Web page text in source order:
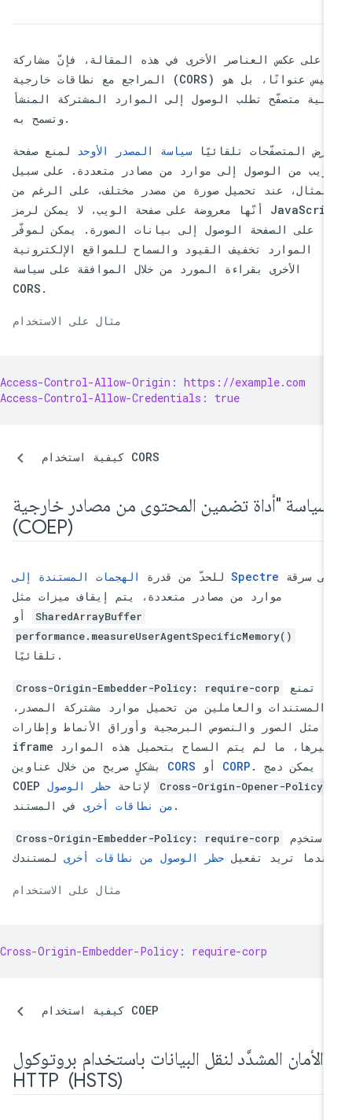
على عكس العناصر الأخرى في هذه المقالة، فإنّ مشاركة
المراجع مع نطاقات خارجية (CORS) ليس عنوانًا، بل هو
آلية متصفّح تطلب الوصول إلى الموارد المشتركة المنشأ
المتصفّحات تلقائيًاسياسة المصدر الأوحدلمنع صفحة
ويب من الوصول إلى موارد من مصادر متعددة. على سبيل
المثال، عند تحميل صورة من مصدر مختلف، على الرغم من
أنّها معروضة على صفحة الويب، لا يمكن لرمز JavaScript
على الصفحة الوصول إلى بيانات الصورة. يمكن لموفّر
الموارد تخفيف القيود والسماح للمواقع الإلكترونية
الأخرى بقراءة المورد من خلال الموافقة على سياسة
CORS.
مثال على الاستخدام
Access-Control-Allow-Origin: https://example.com
Access-Control-Allow-Credentials: true
كيفية استخدام CORS
سياسة "أداة تضمين المحتوى من مصادر خارجية"
(COEP)
للحدّ من قدرةالهجمات المستندة إلى Spectre على سرقة
موارد من مصادر متعددة، يتم إيقاف ميزات مثل
SharedArrayBuffer أو
performance.measureUserAgentSpecificMemory()
تمنع Cross-Origin-Embedder-Policy: require-corp
المستندات والعاملين من تحميل موارد مشتركة المصدر،
مثل الصور والنصوص البرمجية وأوراق الأنماط وإطارات
iframe وغيرها، ما لم يتم السماح بتحميل هذه الموارد
بشكلٍ صريح من خلال عناوينCORS أوCORP. يمكن دمج
Cross-Origin-Opener-Policy لإتاحةحظر الوصول
من نطاقات أخرى
استخدِم Cross-Origin-Embedder-Policy: require-corp
عندما تريد تفعيلحظر الوصول من نطاقات أخرى
مثال على الاستخدام
Cross-Origin-Embedder-Policy: require-corp
كيفية استخدام COEP
الأمان المشدَّد لنقل البيانات باستخدام بروتوكول
HTTP ‏ (HSTS)